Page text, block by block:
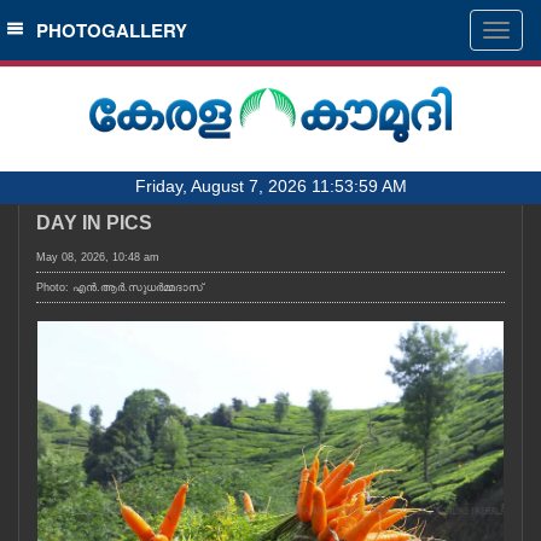
SECTIONS
HOME
NOTIFIED NEWS
KERALA
OBITUARY
NEWS 360
PHOTOGALLERY
Friday, August 7, 2026 11:53:59 AM
DAY IN PICS
May 08, 2026, 10:48 am
Photo: എൻ.ആർ.സുധർമ്മദാസ്